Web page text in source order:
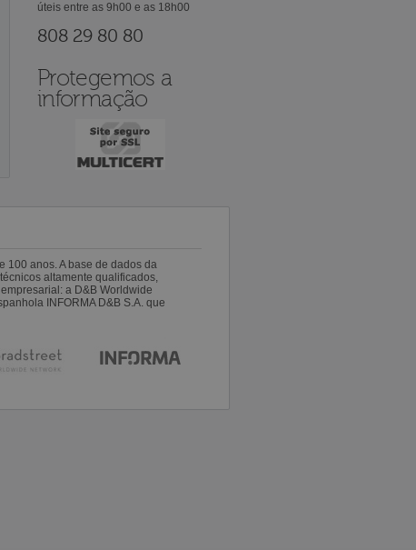
úteis entre as 9h00 e as 18h00
808 29 80 80
Protegemos a
informação
100 anos. A base de dados da
altamente qualificados,
a D&B Worldwide
INFORMA D&B S.A. que